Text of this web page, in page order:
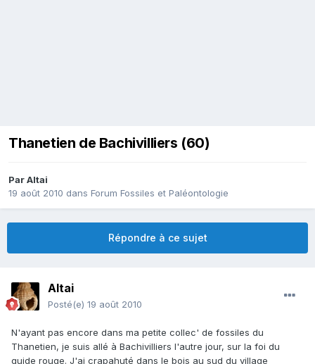
Thanetien de Bachivilliers (60)
ParAltai
19 août 2010 dans Forum Fossiles et Paléontologie
Répondre à ce sujet
Altai
Posté(e) 19 août 2010
N'ayant pas encore dans ma petite collec' de fossiles du
Thanetien, je suis allé à Bachivilliers l'autre jour, sur la foi du
guide rouge. J'ai crapahuté dans le bois au sud du village